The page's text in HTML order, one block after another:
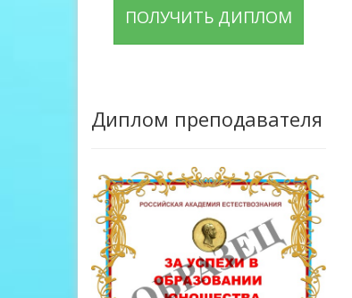
ПОЛУЧИТЬ ДИПЛОМ
Диплом преподавателя